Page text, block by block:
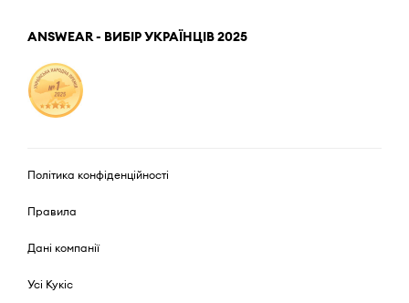
ANSWEAR - ВИБІР УКРАЇНЦІВ 2025
Політика конфіденційності
Правила
Дані компанії
Усі Кукіс